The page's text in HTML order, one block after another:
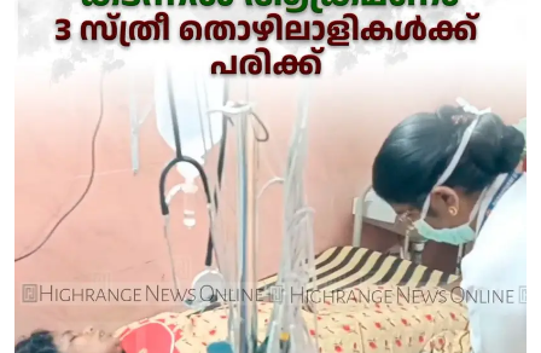
CRIME
ACCIDENT
NEDUMKANDAM
ADIMALY
LOCAL NEWS
SPORTS
MURIKKASSERY